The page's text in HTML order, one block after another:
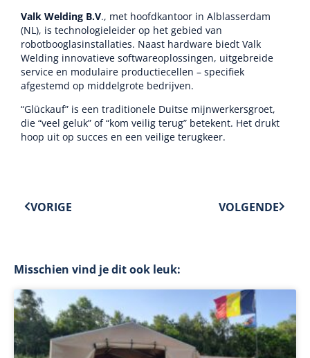
Valk Welding B.V., met hoofdkantoor in Alblasserdam
(NL), is technologieleider op het gebied van
robotbooglasinstallaties. Naast hardware biedt Valk
Welding innovatieve softwareoplossingen, uitgebreide
service en modulaire productiecellen – specifiek
afgestemd op middelgrote bedrijven.
“Glückauf” is een traditionele Duitse mijnwerkersgroet,
die “veel geluk” of “kom veilig terug” betekent. Het drukt
hoop uit op succes en een veilige terugkeer.
VORIGE VOLGENDE
Misschien vind je dit ook leuk: